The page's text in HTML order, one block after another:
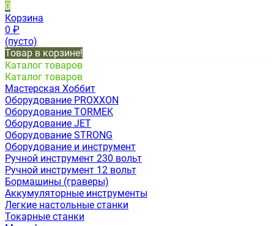
0
Корзина
0 ₽
(пусто)
Товар в корзине!
Каталог товаров
Каталог товаров
Мастерская Хоббит
Оборудование PROXXON
Оборудование TORMEK
Оборудование JET
Оборудование STRONG
Оборудование и инструмент
Ручной инструмент 230 вольт
Ручной инструмент 12 вольт
Бормашины (граверы)
Аккумуляторные инструменты
Легкие настольные станки
Токарные станки